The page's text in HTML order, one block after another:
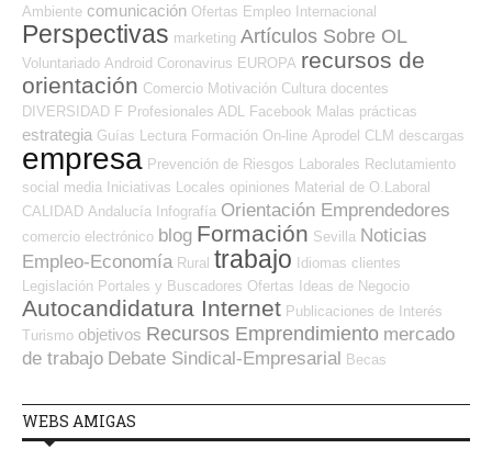
Ambiente comunicación Ofertas Empleo Internacional
Perspectivas marketing Artículos Sobre OL
Voluntariado Android Coronavirus EUROPA recursos de
orientación Comercio Motivación Cultura docentes
DIVERSIDAD F Profesionales ADL Facebook Malas prácticas
estrategia Guías Lectura Formación On-line Aprodel CLM descargas
empresa Prevención de Riesgos Laborales Reclutamiento
social media Iniciativas Locales opiniones Material de O.Laboral
CALIDAD Andalucía Infografía Orientación Emprendedores
comercio electrónico blog Formación Sevilla Noticias
Empleo-Economía Rural trabajo Idiomas clientes
Legislación Portales y Buscadores Ofertas Ideas de Negocio
Autocandidatura Internet Publicaciones de Interés
Turismo objetivos Recursos Emprendimiento mercado
de trabajo Debate Sindical-Empresarial Becas
WEBS AMIGAS